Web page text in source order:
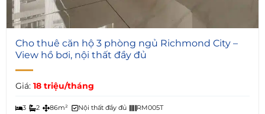
5
Cho thuê căn hộ 3 phòng ngủ Richmond City –
View hồ bơi, nội thất đầy đủ
Giá: 18 triệu/tháng
3 2 86m² Nội thất đầy đủ RM005T